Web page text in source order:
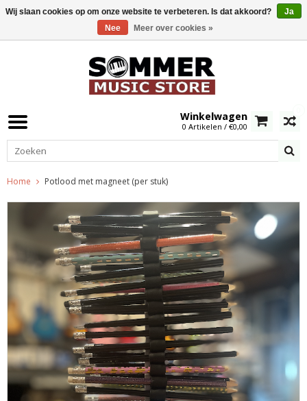
Winkelwagen
0 Artikelen / €0,00
Home Potlood met magneet (per stuk)
Wij slaan cookies op om onze website te verbeteren. Is dat akkoord?
Ja
Nee
Meer over cookies »